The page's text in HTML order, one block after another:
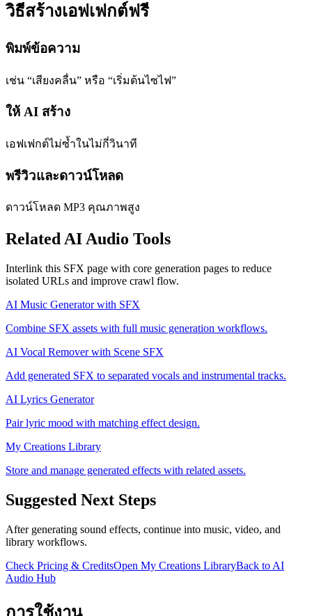
วิธีสร้างเอฟเฟกต์ฟรี
พิมพ์ข้อความ
เช่น “เสียงคลื่น” หรือ “เริ่มต้นไซไฟ”
ให้ AI สร้าง
เอฟเฟกต์ไม่ซ้ำในไม่กี่วินาที
พรีวิวและดาวน์โหลด
ดาวน์โหลด MP3 คุณภาพสูง
Related AI Audio Tools
Interlink this SFX page with core generation pages to reduce
isolated URLs and improve crawl flow.
AI Music Generator with SFX
Combine SFX assets with full music generation workflows.
AI Vocal Remover with Scene SFX
Add generated SFX to separated vocals and instrumental tracks.
AI Lyrics Generator
Pair lyric mood with matching effect design.
My Creations Library
Store and manage generated effects with related assets.
Suggested Next Steps
After generating sound effects, continue into music, video, and
library workflows.
Check Pricing & CreditsOpen My Creations LibraryBack to AI
Audio Hub